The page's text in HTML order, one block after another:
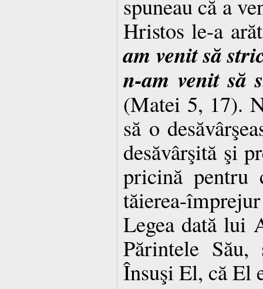
spuneau că a
Hristos le-a
am venit să
n-am venit să
(Matei 5, 17).
să o
desăvârşită şi
pri­cină pentru
tăierea-
Legea dată lui
Părintele
Însuşi El, că El